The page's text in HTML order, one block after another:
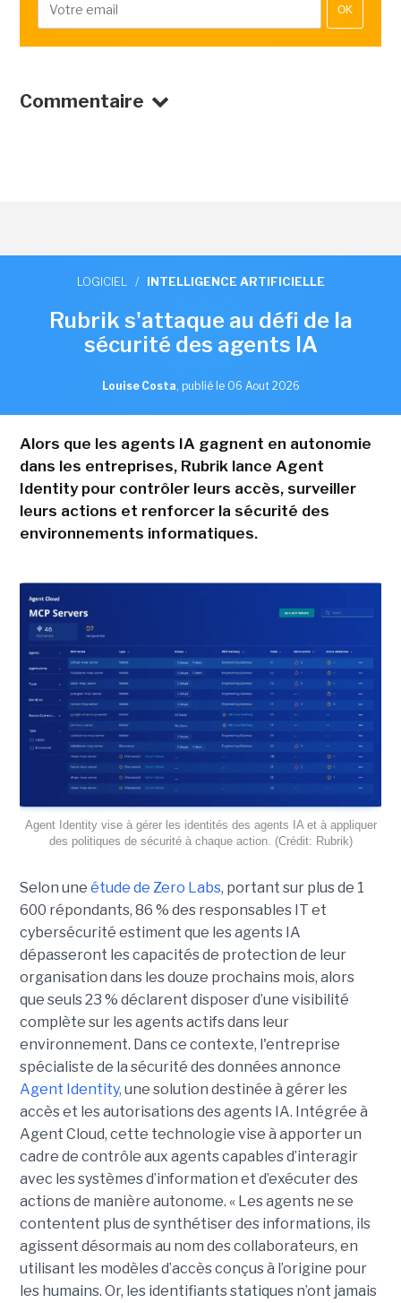
OK
Commentaire
LOGICIEL / INTELLIGENCE ARTIFICIELLE
Rubrik s'attaque au défi de la
sécurité des agents IA
Louise Costa, publié le 06 Aout 2026
Alors que les agents IA gagnent en autonomie
dans les entreprises, Rubrik lance Agent
Identity pour contrôler leurs accès, surveiller
leurs actions et renforcer la sécurité des
environnements informatiques.
Agent Identity vise à gérer les identités des agents IA et à appliquer
des politiques de sécurité à chaque action. (Crédit: Rubrik)
Selon une étude de Zero Labs, portant sur plus de 1
600 répondants, 86 % des responsables IT et
cybersécurité estiment que les agents IA
dépasseront les capacités de protection de leur
organisation dans les douze prochains mois, alors
que seuls 23 % déclarent disposer d’une visibilité
complète sur les agents actifs dans leur
environnement. Dans ce contexte, l'entreprise
spécialiste de la sécurité des données annonce
Agent Identity, une solution destinée à gérer les
accès et les autorisations des agents IA. Intégrée à
Agent Cloud, cette technologie vise à apporter un
cadre de contrôle aux agents capables d’interagir
avec les systèmes d’information et d’exécuter des
actions de manière autonome. « Les agents ne se
contentent plus de synthétiser des informations, ils
agissent désormais au nom des collaborateurs, en
utilisant les modèles d’accès conçus à l’origine pour
les humains. Or, les identifiants statiques n’ont jamais